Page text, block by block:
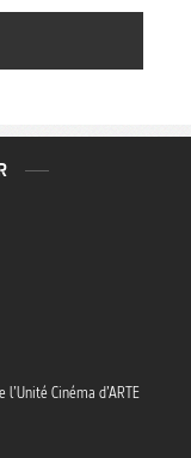
Cinéma d’ARTE